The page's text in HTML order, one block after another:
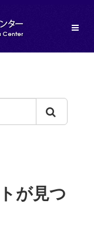
が見つ